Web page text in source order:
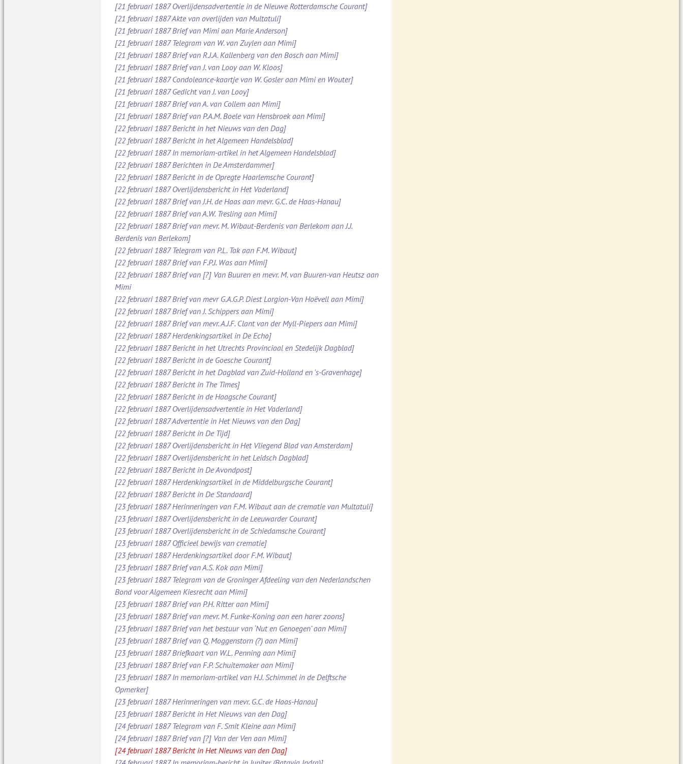
[21 februari 1887 Overlijdensadvertentie in de Nieuwe Rotterdamsche Courant]
[21 februari 1887 Akte van overlijden van Multatuli]
[21 februari 1887 Brief van Mimi aan Marie Anderson]
[21 februari 1887 Telegram van W. van Zuylen aan Mimi]
[21 februari 1887 Brief van R.J.A. Kallenberg van den Bosch aan Mimi]
[21 februari 1887 Brief van J. van Looy aan W. Kloos]
[21 februari 1887 Condoleance-kaartje van W. Gosler aan Mimi en Wouter]
[21 februari 1887 Gedicht van J. van Looy]
[21 februari 1887 Brief van A. van Collem aan Mimi]
[21 februari 1887 Brief van P.A.M. Boele van Hensbroek aan Mimi]
[22 februari 1887 Bericht in het Nieuws van den Dag]
[22 februari 1887 Bericht in het Algemeen Handelsblad]
[22 februari 1887 In memoriam-artikel in het Algemeen Handelsblad]
[22 februari 1887 Berichten in De Amsterdammer]
[22 februari 1887 Bericht in de Opregte Haarlemsche Courant]
[22 februari 1887 Overlijdensbericht in Het Vaderland]
[22 februari 1887 Brief van J.H. de Haas aan mevr. G.C. de Haas-Hanau]
[22 februari 1887 Brief van A.W. Tresling aan Mimi]
[22 februari 1887 Brief van mevr. M. Wibaut-Berdenis van Berlekom aan J.J.
Berdenis van Berlekom]
[22 februari 1887 Telegram van P.L. Tak aan F.M. Wibaut]
[22 februari 1887 Brief van F.P.J. Was aan Mimi]
[22 februari 1887 Brief van [?] Van Buuren en mevr. M. van Buuren-van Heutsz aan
Mimi
[22 februari 1887 Brief van mevr G.A.G.P. Diest Lorgion-Van Hoëvell aan Mimi]
[22 februari 1887 Brief van J. Schippers aan Mimi]
[22 februari 1887 Brief van mevr. A.J.F. Clant van der Myll-Piepers aan Mimi]
[22 februari 1887 Herdenkingsartikel in De Echo]
[22 februari 1887 Bericht in het Utrechts Provinciaal en Stedelijk Dagblad]
[22 februari 1887 Bericht in de Goesche Courant]
[22 februari 1887 Bericht in het Dagblad van Zuid-Holland en 's-Gravenhage]
[22 februari 1887 Bericht in The Times]
[22 februari 1887 Bericht in de Haagsche Courant]
[22 februari 1887 Overlijdensadvertentie in Het Vaderland]
[22 februari 1887 Advertentie in Het Nieuws van den Dag]
[22 februari 1887 Bericht in De Tijd]
[22 februari 1887 Overlijdensbericht in Het Vliegend Blad van Amsterdam]
[22 februari 1887 Overlijdensbericht in het Leidsch Dagblad]
[22 februari 1887 Bericht in De Avondpost]
[22 februari 1887 Herdenkingsartikel in de Middelburgsche Courant]
[22 februari 1887 Bericht in De Standaard]
[23 februari 1887 Herinneringen van F.M. Wibaut aan de crematie van Multatuli]
[23 februari 1887 Overlijdensbericht in de Leeuwarder Courant]
[23 februari 1887 Overlijdensbericht in de Schiedamsche Courant]
[23 februari 1887 Officieel bewijs van crematie]
[23 februari 1887 Herdenkingsartikel door F.M. Wibaut]
[23 februari 1887 Brief van A.S. Kok aan Mimi]
[23 februari 1887 Telegram van de Groninger Afdeeling van den Nederlandschen
Bond voor Algemeen Kiesrecht aan Mimi]
[23 februari 1887 Brief van P.H. Ritter aan Mimi]
[23 februari 1887 Brief van mevr. M. Funke-Koning aan een harer zoons]
[23 februari 1887 Brief van het bestuur van ‘Nut en Genoegen’ aan Mimi]
[23 februari 1887 Brief van Q. Moggenstorn (?) aan Mimi]
[23 februari 1887 Briefkaart van W.L. Penning aan Mimi]
[23 februari 1887 Brief van F.P. Schuitemaker aan Mimi]
[23 februari 1887 In memoriam-artikel van H.J. Schimmel in de Delftsche
Opmerker]
[23 februari 1887 Herinneringen van mevr. G.C. de Haas-Hanau]
[23 februari 1887 Bericht in Het Nieuws van den Dag]
[24 februari 1887 Telegram van F. Smit Kleine aan Mimi]
[24 februari 1887 Brief van [?] Van der Ven aan Mimi]
[24 februari 1887 Bericht in Het Nieuws van den Dag]